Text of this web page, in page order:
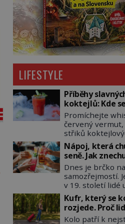
LIFESTYLE
Příběhy
koktejlů: Kde
Manhattan a
Mary?
Promíchejte
červený
střiků
a led, sceďte,
koktejlovou
tadá…
pokud to má být
on, dejte si
klasické
whiskey či
bourbonu
skotskou
Nápoj, která
seně. Jak
Američan
Dnes je brčko
samozřejmostí.
v 19. století lidé
limonády i
stébly žita nebo
slámy. Fungují
mají ale jednu
Kufr, který se
rozjede. Proč
na kolečka
Kolo patří k